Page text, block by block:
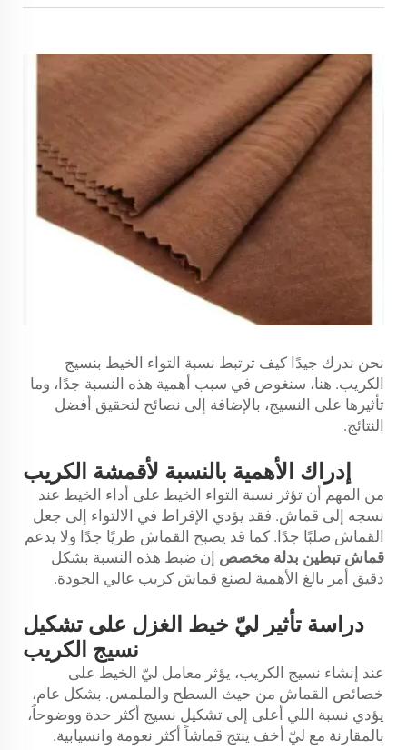
نحن ندرك جيدًا كيف ترتبط نسبة التواء الخيط بنسيج
الكريب. هنا، سنغوص في سبب أهمية هذه النسبة جدًا، وما
تأثيرها على النسيج، بالإضافة إلى نصائح لتحقيق أفضل
النتائج.
إدراك الأهمية بالنسبة لأقمشة الكريب
من المهم أن تؤثر نسبة التواء الخيط على أداء الخيط عند
نسجه إلى قماش. فقد يؤدي الإفراط في الالتواء إلى جعل
القماش صلبًا جدًا. كما قد يصبح القماش طريًا جدًا ولا يدعم
قماش تبطين بدلة مخصص إن ضبط هذه النسبة بشكل
دقيق أمر بالغ الأهمية لصنع قماش كريب عالي الجودة.
دراسة تأثير ليّ خيط الغزل على تشكيل
نسيج الكريب
عند إنشاء نسيج الكريب، يؤثر معامل ليّ الخيط على
خصائص القماش من حيث السطح والملمس. بشكل عام،
يؤدي نسبة اللي أعلى إلى تشكيل نسيج أكثر حدة ووضوحاً،
بالمقارنة مع ليّ أخف ينتج قماشاً أكثر نعومة وانسيابية.